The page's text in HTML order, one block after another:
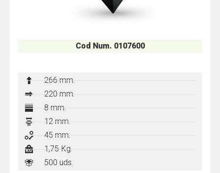
Cod Num. 0107600
266 mm.
220 mm.
8 mm.
12 mm.
45 mm.
1,75 Kg.
500 uds.